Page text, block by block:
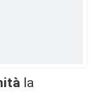
la